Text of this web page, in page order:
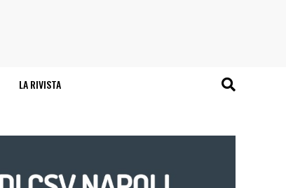
LA RIVISTA